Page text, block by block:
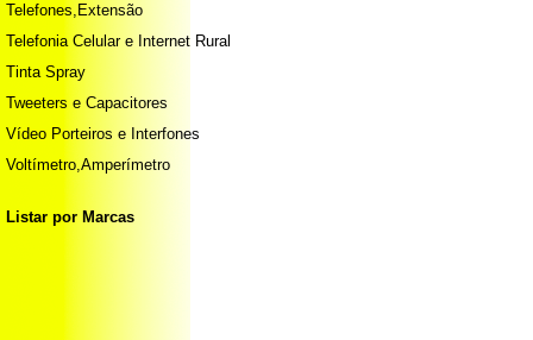
Telefones,Extensão
Telefonia Celular e Internet Rural
Tinta Spray
Tweeters e Capacitores
Vídeo Porteiros e Interfones
Voltímetro,Amperímetro
Listar por Marcas